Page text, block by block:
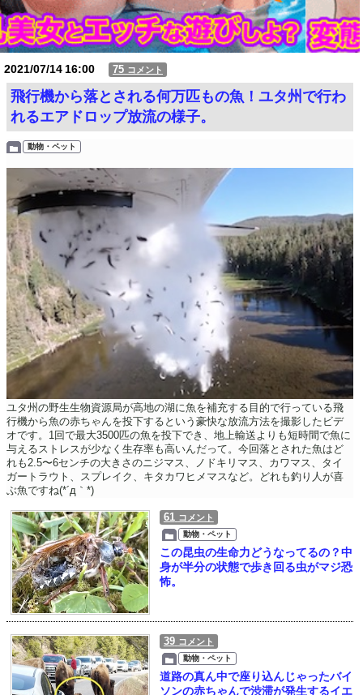
2021/07/1416:00 75 コメント
飛行機から落とされる何万匹もの魚！ユタ州で行わ
れるエアドロップ放流の様子。
動物・ペット
ユタ州の野生生物資源局が高地の湖に魚を補充する目的で行っている飛
行機から魚の赤ちゃんを投下するという豪快な放流方法を撮影したビデ
オです。1回で最大3500匹の魚を投下でき、地上輸送よりも短時間で魚に
与えるストレスが少なく生存率も高いんだって。今回落とされた魚はど
れも2.5〜6センチの大きさのニジマス、ノドキリマス、カワマス、タイ
ガートラウト、スプレイク、キタカワヒメマスなど。どれも釣り人が喜
ぶ魚ですね(*´д｀*)
61 コメント
動物・ペット
この昆虫の生命力どうなってるの？中
身が半分の状態で歩き回る虫がマジ恐
怖。
39 コメント
動物・ペット
道路の真ん中で座り込んじゃったバイ
ソンの赤ちゃんで渋滞が発生するイエ